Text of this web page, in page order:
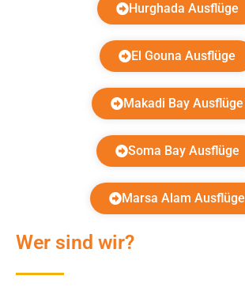
Hurghada Ausflüge
El Gouna Ausflüge
Makadi Bay Ausflüge
Soma Bay Ausflüge
Marsa Alam Ausflüge
Wer sind wir?